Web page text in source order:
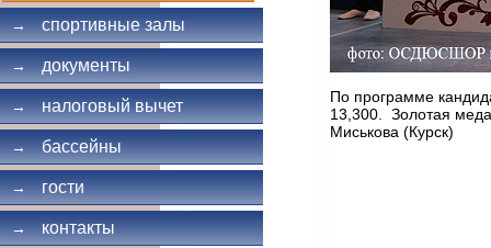
→ спортивные залы
→ документы
→ налоговый вычет
→ бассейны
→ гости
→ контакты
По программе
13,300. Золотая
Миськова (Курск)